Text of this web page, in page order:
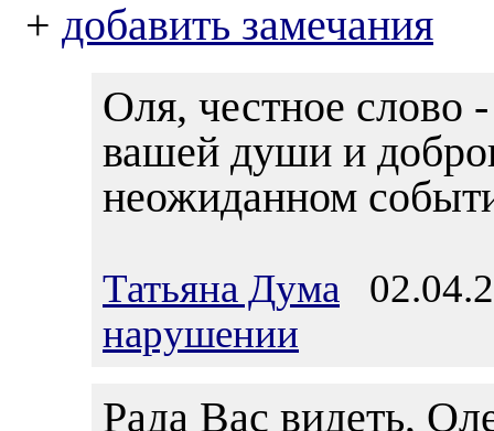
+ добавить замечания
Оля, честное слово
вашей души и
неожиданном
Татьяна Дума
нарушении
Рада Вас видеть,